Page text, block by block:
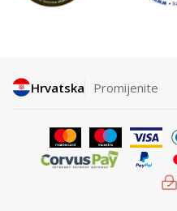
Hrvatska Promijenite